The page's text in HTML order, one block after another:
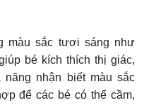
màu sắc tươi sáng như
bé kích thích thị giác,
nhận biết màu sắc
để các bé có thể cầm,